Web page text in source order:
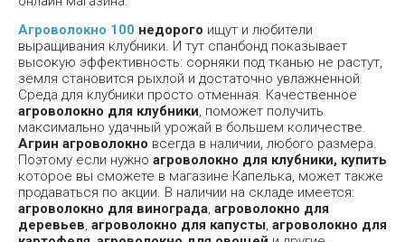
Агроволокно 100 недорого ищут и любители
выращивания клубники. И тут спанбонд показывает
высокую эффективность: сорняки под тканью не растут,
земля становится рыхлой и достаточно увлажненной.
Среда для клубники просто отменная. Качественное
агроволокно для клубники , поможет получить
максимально удачный урожай в большем количестве.
Агрин агроволокно всегда в наличии, любого размера.
Поэтому если нужно агроволокно для клубники, купить
которое вы сможете в магазине Капелька, может также
продаваться по акции. В наличии на складе имеется:
агроволокно для винограда агроволокно для
деревьев агроволокно для капусты агроволокно для